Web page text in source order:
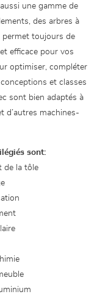
une gamme de
des arbres à
permet toujours de
efficace pour vos
optimiser, compléter
et classes
sont bien adaptés à
d’autres machines-
sont:
de la tôle